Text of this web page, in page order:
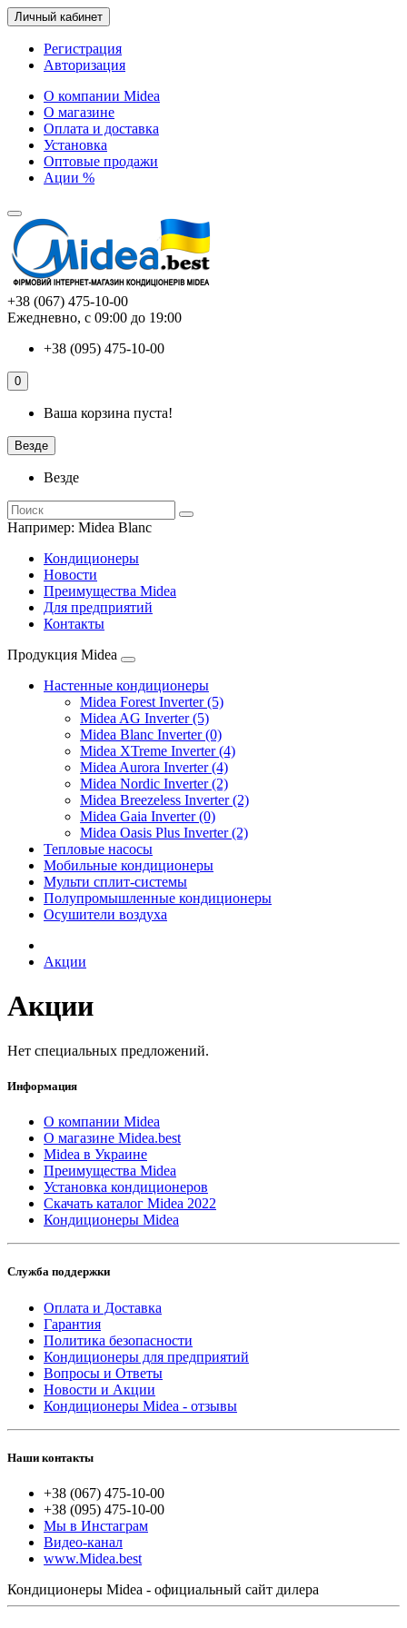
Личный кабинет
Регистрация
Авторизация
О компании Midea
О магазине
Оплата и доставка
Установка
Оптовые продажи
Ации %
+38 (067) 475-10-00
Ежедневно, с 09:00 до 19:00
+38 (095) 475-10-00
0
Ваша корзина пуста!
Везде
Везде
Например: Midea Blanc
Кондиционеры
Новости
Преимущества Midea
Для предприятий
Контакты
Продукция Midea
Настенные кондиционеры
Midea Forest Inverter (5)
Midea AG Inverter (5)
Midea Blanc Inverter (0)
Midea XTreme Inverter (4)
Midea Aurora Inverter (4)
Midea Nordic Inverter (2)
Midea Breezeless Inverter (2)
Midea Gaia Inverter (0)
Midea Oasis Plus Inverter (2)
Тепловые насосы
Мобильные кондиционеры
Мульти сплит-системы
Полупромышленные кондиционеры
Осушители воздуха
Акции
Акции
Нет специальных предложений.
Информация
О компании Midea
О магазине Midea.best
Midea в Украине
Преимущества Midea
Установка кондиционеров
Скачать каталог Midea 2022
Кондиционеры Midea
Служба поддержки
Оплата и Доставка
Гарантия
Политика безопасности
Кондиционеры для предприятий
Вопросы и Ответы
Новости и Акции
Кондиционеры Midea - отзывы
Наши контакты
+38 (067) 475-10-00
+38 (095) 475-10-00
Мы в Инстаграм
Видео-канал
www.Midea.best
Кондиционеры Midea - официальный сайт дилера